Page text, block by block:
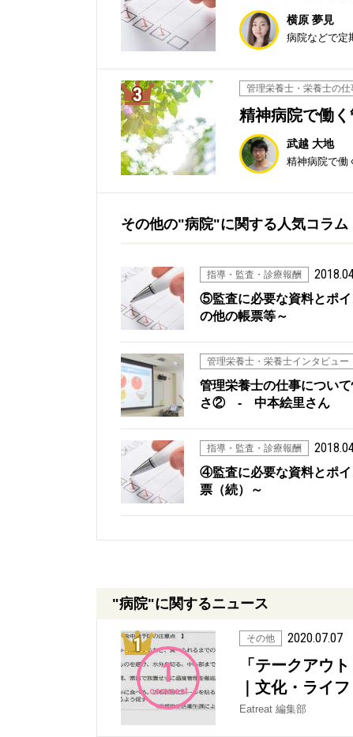
横原 夢見
病院などで定
3位 管理栄養士・栄養士の仕
精神病院で働
武越 大地
その他の"病院"に関する人気コラム
指導・監査・診療報酬
⑤監査に必要な資料とポ
の他の帳票等～
管理栄養士・栄養士インタビュー
管理栄養士の仕事につい
さ② - 中本絵里さん
指導・監査・診療報酬
④監査に必要な資料とポ
票（続）～
"病院"に関するニュース
1
comment
1位 その他 2020.07.07
「テークアウ
｜文化・ライ
Eatreat 編集部